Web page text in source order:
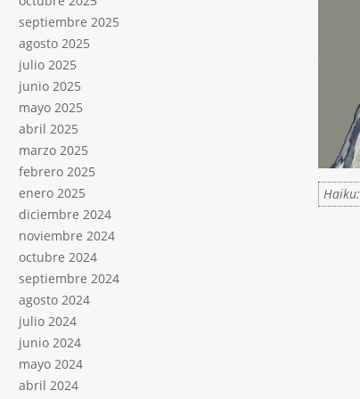
septiembre 2025
agosto 2025
julio 2025
junio 2025
mayo 2025
abril 2025
marzo 2025
febrero 2025
enero 2025
diciembre 2024
noviembre 2024
octubre 2024
septiembre 2024
agosto 2024
julio 2024
junio 2024
mayo 2024
abril 2024
Haiku: